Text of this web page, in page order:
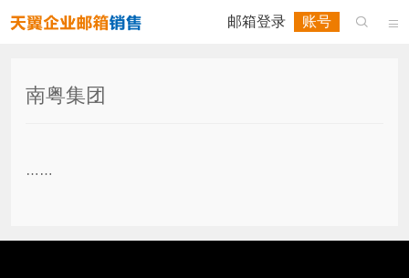

邮箱登录 账号 
南粤集团
……